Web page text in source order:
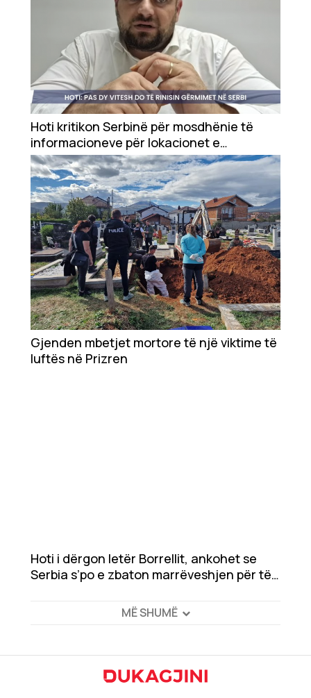
Hoti kritikon Serbinë për mosdhënie të
informacioneve për lokacionet e
varrezave masive
Gjenden mbetjet mortore të një viktime të
luftës në Prizren
Hoti i dërgon letër Borrellit, ankohet se
Serbia s’po e zbaton marrëveshjen për të
MË SHUMË